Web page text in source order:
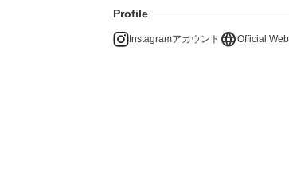
Profile
Instagramアカウント languageOfficial